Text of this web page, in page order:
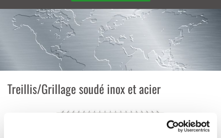
Treillis/Grillage soudé inox et acier